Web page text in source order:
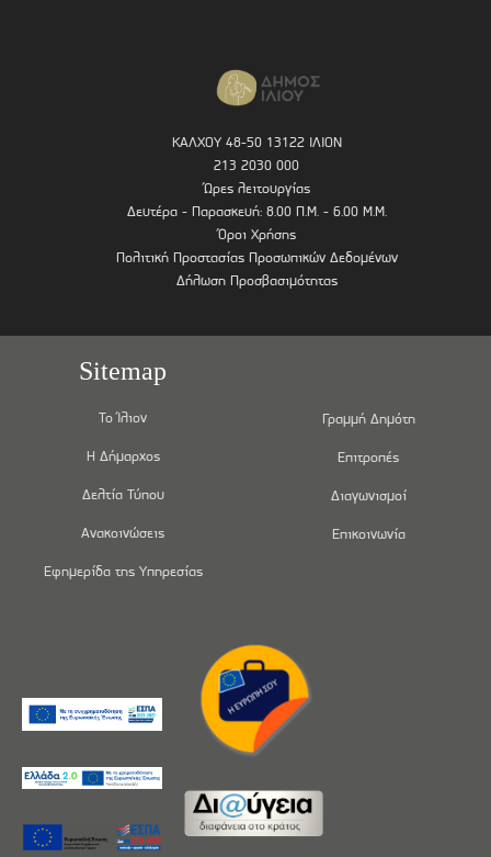
ΚΑΛΧΟΥ 48-50 13122 ΙΛΙΟΝ
213 2030 000
Ώρες λειτουργίας
Δευτέρα - Παρασκευή: 8.00 Π.Μ. - 6.00 Μ.Μ.
Όροι Χρήσης
Πολιτική Προστασίας Προσωπικών Δεδομένων
Δήλωση Προσβασιμότητας
Sitemap
Το Ίλιον
Η Δήμαρχος
Δελτία Τύπου
Ανακοινώσεις
Εφημερίδα της Υπηρεσίας
Γραμμή Δημότη
Επιτροπές
Διαγωνισμοί
Επικοινωνία